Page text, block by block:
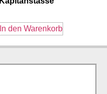
In den Warenkorb